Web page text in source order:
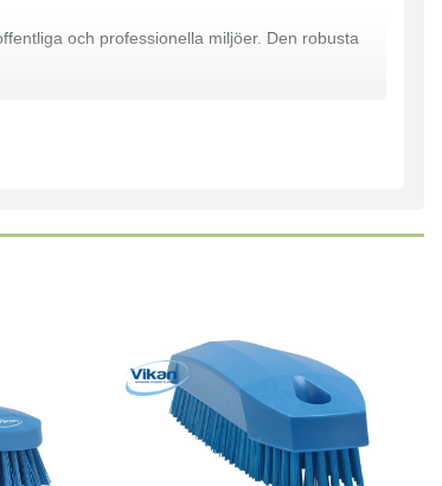
och professionella miljöer. Den robusta
Läs mer Läs mer